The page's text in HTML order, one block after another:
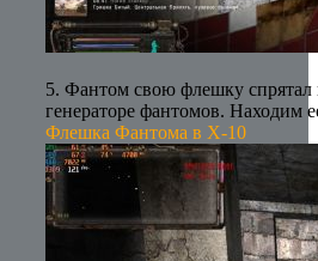
5. Фантом свою флешку
генераторе фантомов. Находим
Флешка Фантома в Х-10